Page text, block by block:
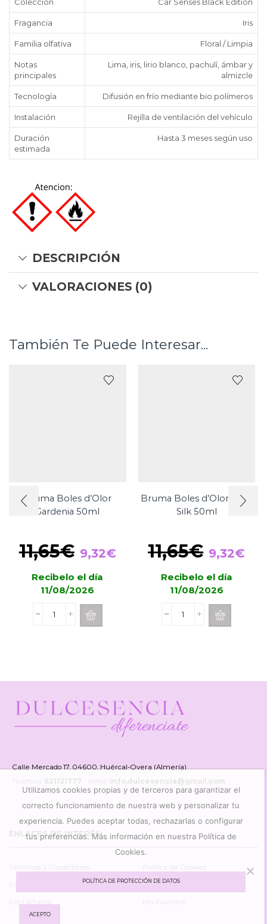
Fragancia Iris
Familia olfativa Floral / Limpia
Notas
principales
Lima, iris, lirio blanco, pachulí, ámbar y
almizcle
Tecnología Difusión en frío mediante bio polímeros
Instalación Rejilla de ventilación del vehículo
Duración
estimada
Hasta 3 meses según uso
DESCRIPCIÓN
VALORACIONES (0)
También Te Puede Interesar...
Bruma Boles d’Olor
Gardenia 50ml
11,65€ El
precio
original
11,65€.
9,32€
Recibelo el día
11/08/2026
Bruma
Bruma Boles d’Olor Pure
Silk 50ml
11,65€ El
precio
original
11,65€.
9,32€
Recibelo el día
11/08/2026
Bruma
Calle Mercado 17, 04600, Huércal-Overa (Almería)
Teléfono: 621121777 info.dulcesencia@gmail.com
ENLACES DE INTERÉS
Términos y Condiciones
Política Protección de Datos
Contáctanos
Política de Cookies
Mi Cuenta
Mis Favoritos
Utilizamos cookies propias y de terceros para garantizar el
correcto funcionamiento de nuestra web y personalizar tu
experiencia. Puedes aceptar todas, rechazarlas o configurar
tus preferencias. Más información en nuestra Política de
Cookies.
POLÍTICA DE PROTECCIÓN DE DATOS
ACEPTO